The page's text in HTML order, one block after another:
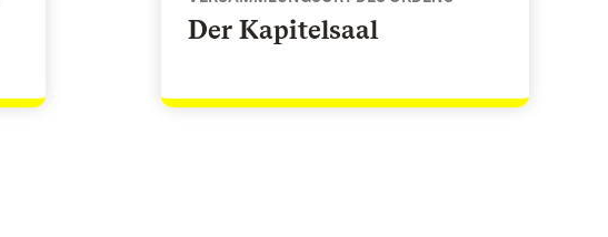
Der Kapitelsaal